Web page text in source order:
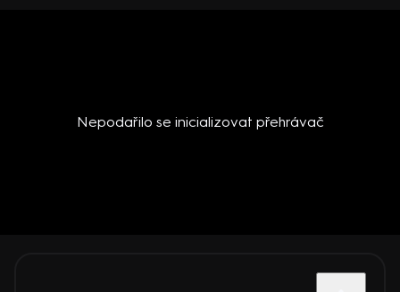
Nepodařilo se inicializovat přehrávač